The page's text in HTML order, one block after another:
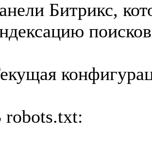
Битрикс,
robots.txt: